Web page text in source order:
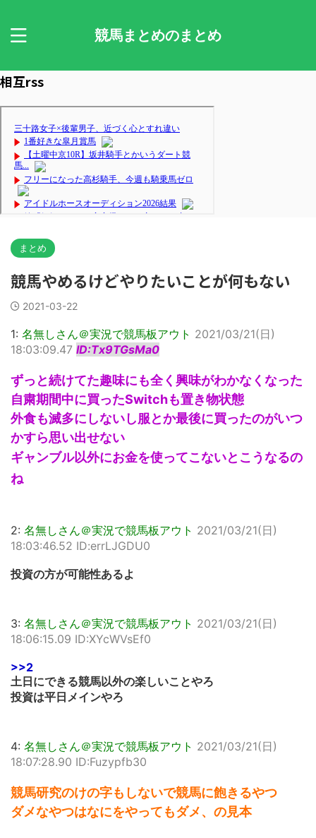
競馬まとめのまとめ
相互rss
まとめ
競馬やめるけどやりたいことが何もない
2021-03-22
1: 名無しさん＠実況で競馬板アウト 2021/03/21(日)
18:03:09.47 ID:Tx9TGsMa0
ずっと続けてた趣味にも全く興味がわかなくなった
自粛期間中に買ったSwitchも置き物状態
外食も滅多にしないし服とか最後に買ったのがいつ
かすら思い出せない
ギャンブル以外にお金を使ってこないとこうなるの
ね
2: 名無しさん＠実況で競馬板アウト 2021/03/21(日)
18:03:46.52 ID:errLJGDU0
投資の方が可能性あるよ
3: 名無しさん＠実況で競馬板アウト 2021/03/21(日)
18:06:15.09 ID:XYcWVsEf0
>>2
土日にできる競馬以外の楽しいことやろ
投資は平日メインやろ
4: 名無しさん＠実況で競馬板アウト 2021/03/21(日)
18:07:28.90 ID:Fuzypfb30
競馬研究のけの字もしないで競馬に飽きるやつ
ダメなやつはなにをやってもダメ、の見本